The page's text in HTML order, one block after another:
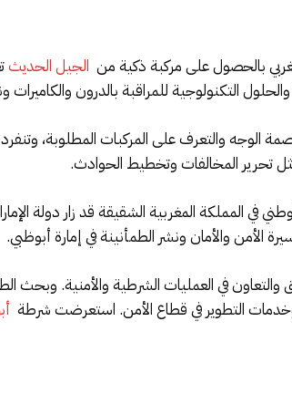
بالحصول على مركبة ذكية من الجيل الحديث
التكنولوجية للمراقبة بالدرون
الوجه والتعرف على المركبات المطلوبة،
تحرير المخالفات وتخطيط الحوادث.
في المملكة المغربية الشقيقة قد زار دولة
الأمن والأمان ونشر الطمأنينة في إمارة أبوظبي.
والتعاون في العمليات الشرطية والأمنية.
التطوير في قطاع الأمن. استعرضت شرطة